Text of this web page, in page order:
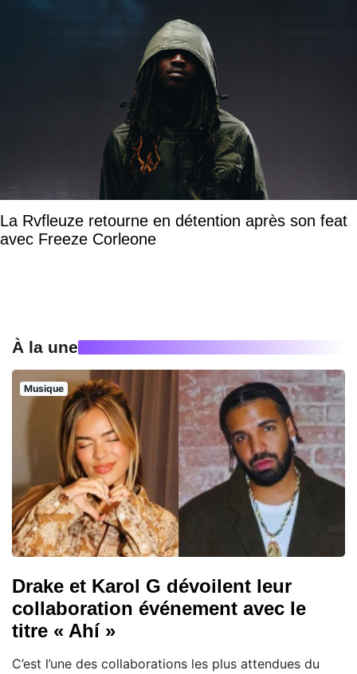
La Rvfleuze retourne en détention après son feat
avec Freeze Corleone
À la une
Musique
Drake et Karol G dévoilent leur
collaboration événement avec le
titre « Ahí »
C’est l’une des collaborations les plus attendues du